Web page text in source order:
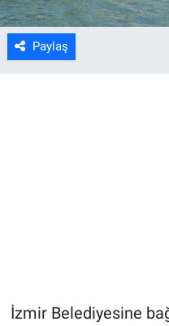
Paylaş
İzmir Belediyesine